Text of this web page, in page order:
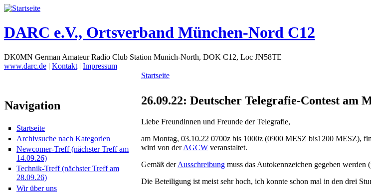
DARC e.V., Ortsverband München-Nord C12
DK0MN German Amateur Radio Club Station Munich-North, DOK C12, Loc JN58TE
www.darc.de | Kontakt | Impressum
Navigation
Startseite
Archivsuche nach Kategorien
Newcomer-Treff (nächster Treff am
14.09.26)
Technik-Treff (nächster Treff am
28.09.26)
Wir über uns
Startseite
26.09.22: Deutscher Telegrafie-Contest am
Liebe Freundinnen und Freunde der Telegrafie,
am Montag, 03.10.22 0700z bis 1000z (0900 MESZ bis1200 MESZ),
wird von derAGCW veranstaltet.
Gemäß derAusschreibung muss das Autokennzeichen gegeben
Die Beteiligung ist meist sehr hoch, ich konnte schon mal in den drei